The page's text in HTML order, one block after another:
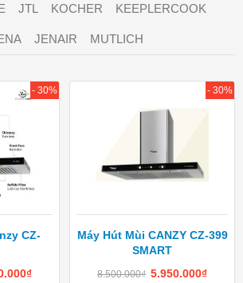
JTL KOCHER KEEPLERCOOK
JENAIR MUTLICH
CZ-
₫
- 30%
Máy Hút Mùi CANZY CZ-399
SMART
8.500.000₫ 5.950.000₫
- 30%